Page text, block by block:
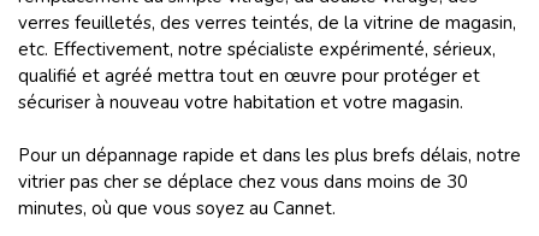
verres feuilletés, des verres teintés, de la vitrine de magasin,
etc. Effectivement, notre spécialiste expérimenté, sérieux,
qualifié et agréé mettra tout en œuvre pour protéger et
sécuriser à nouveau votre habitation et votre magasin.
Pour un dépannage rapide et dans les plus brefs délais, notre
vitrier pas cher se déplace chez vous dans moins de 30
minutes, où que vous soyez au Cannet.